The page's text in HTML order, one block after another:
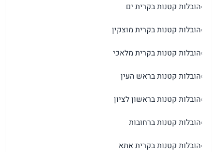
›הובלות קטנות בקרית ים
›הובלות קטנות בקרית מוצקין
›הובלות קטנות בקרית מלאכי
›הובלות קטנות בראש העין
›הובלות קטנות בראשון לציון
›הובלות קטנות ברחובות
›הובלות קטנות בקרית אתא